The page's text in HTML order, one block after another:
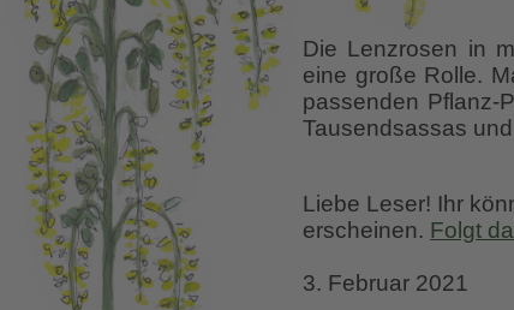
Die Lenzrosen in
eine große Rolle.
passenden Pflanz-
Tausendsassas
Liebe Leser! Ihr
erscheinen. Folgt
3. Februar 2021